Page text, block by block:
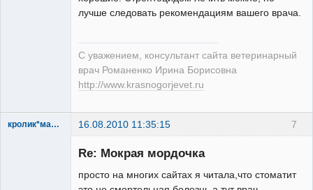
лучше следовать рекомендациям вашего врача.
С уважением, консультант сайта ветеринарный
врач Романенко Ирина Борисовна
http://www.krasnogorjevet.ru
7
кролик*маська 16.08.2010 11:35:15
Зарегистрированный
Re: Мокрая мордочка
просто на многих сайтах я читала,что стоматит